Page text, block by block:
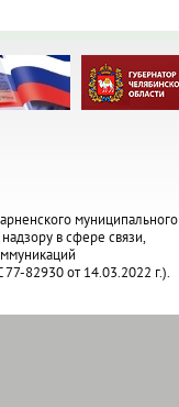
муниципального
в сфере связи,
82930 от 14.03.2022 г.).